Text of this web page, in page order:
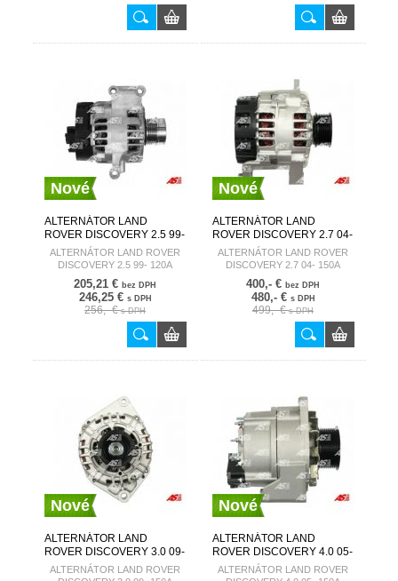
Nové
ALTERNÁTOR LAND
ROVER DISCOVERY 2.5 99-
120A A6230 AUTOSTARTER
ALTERNÁTOR LAND ROVER
DISCOVERY 2.5 99- 120A
A6230
205,21 € bez DPH
246,25 € s DPH
256,- €s DPH
Nové
ALTERNÁTOR LAND
ROVER DISCOVERY 2.7 04-
150A A6080(DENSO)
AUTOSTARTER
ALTERNÁTOR LAND ROVER
DISCOVERY 2.7 04- 150A
A6080(DENSO)
400,- € bez DPH
480,- € s DPH
499,- €s DPH
Nové
ALTERNÁTOR LAND
ROVER DISCOVERY 3.0 09-
150A A6248 AUTOSTARTER
ALTERNÁTOR LAND ROVER
Nové
ALTERNÁTOR LAND
ROVER DISCOVERY 4.0 05-
150A A6043 AUTOSTARTER
ALTERNÁTOR LAND ROVER